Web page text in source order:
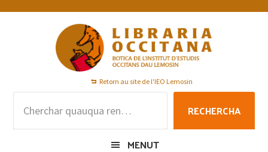
Skip
Skip
Skip
Retorn au site de l'IEO Lemosin
RECHERCHA
MENUT